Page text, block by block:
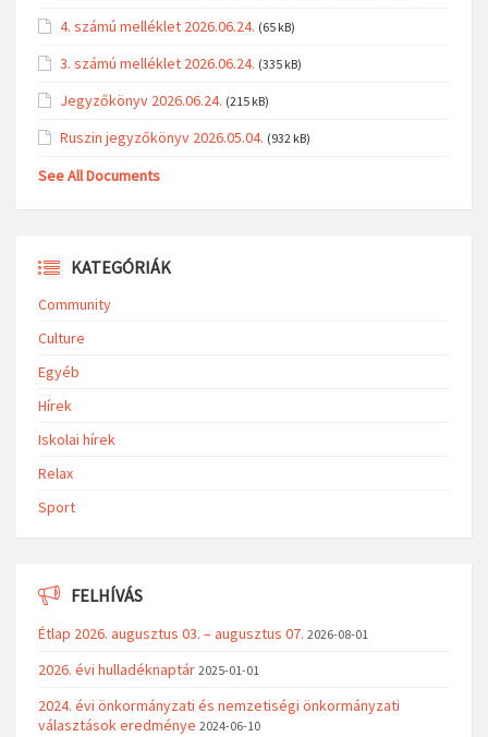
4. számú melléklet 2026.06.24. (65 kB)
3. számú melléklet 2026.06.24. (335 kB)
Jegyzőkönyv 2026.06.24. (215 kB)
Ruszin jegyzőkönyv 2026.05.04. (932 kB)
See All Documents
KATEGÓRIÁK
Community
Culture
Egyéb
Hírek
Iskolai hírek
Relax
Sport
FELHÍVÁS
Étlap 2026. augusztus 03. – augusztus 07. 2026-08-01
2026. évi hulladéknaptár 2025-01-01
2024. évi önkormányzati és nemzetiségi önkormányzati
választások eredménye 2024-06-10